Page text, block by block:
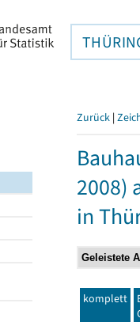
Zurück |
2008)
in
komplett